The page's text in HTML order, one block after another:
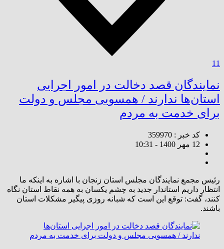
11
نمایندگان قصد دخالت در امور اجرایی
استان‌ها ندارند / همسویی مجلس و دولت
‌برای خدمت به مردم
کد خبر : 359970
12 مهر 1400 - 10:31
رئیس مجمع نمایندگان مجلس استان زنجان با اشاره به اینکه ما
انتظار داریم استاندار جدید به چشم یکسان به همه نقاط استان نگاه
کنند، گفت: توقع این است که شبانه روزی پیگیر مشکلات استان
باشند.